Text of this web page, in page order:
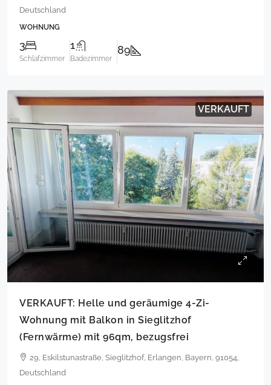
Deutschland
WOHNUNG
3
Schlafzimmer
1
Badezimmer
89
VERKAUFT
VERKAUFT: Helle und geräumige 4-Zi-
Wohnung mit Balkon in Sieglitzhof
(Fernwärme) mit 96qm, bezugsfrei
29, Eskilstunastraße, Sieglitzhof, Erlangen, Bayern, 91054,
Deutschland